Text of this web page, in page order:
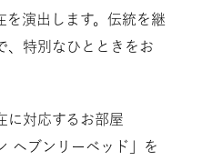
を演出します。伝統を継
、特別なひとときをお
に対応するお部屋
ヘブンリーベッド」を